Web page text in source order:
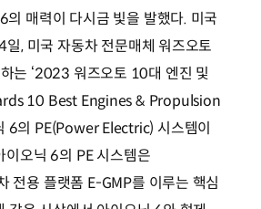
의 매력이 다시금 빛을 발했다. 미국
, 미국 자동차 전문매체 워즈오토
는 ‘2023 워즈오토 10대 엔진 및
10 Best Engines & Propulsion
6의 PE(Power Electric) 시스템이
이오닉 6의 PE 시스템은
전용 플랫폼 E-GMP를 이루는 핵심